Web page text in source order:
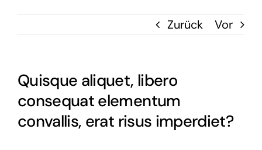
Zurück Vor
Quisque aliquet, libero
consequat elementum
convallis, erat risus imperdiet?